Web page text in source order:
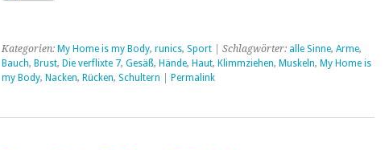
Kategorien: My Home is my Body, runics, Sport| Schlagwörter: alle Sinne, Arme,
Bauch, Brust, Die verflixte 7, Gesäß, Hände, Haut, Klimmziehen, Muskeln, My Home is
my Body, Nacken, Rücken, Schultern Permalink